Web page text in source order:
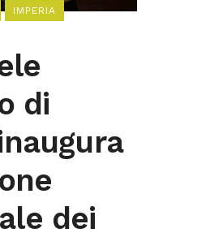
IMPERIA
di
dei